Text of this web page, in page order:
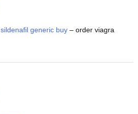
sildenafil generic buy – order viagra